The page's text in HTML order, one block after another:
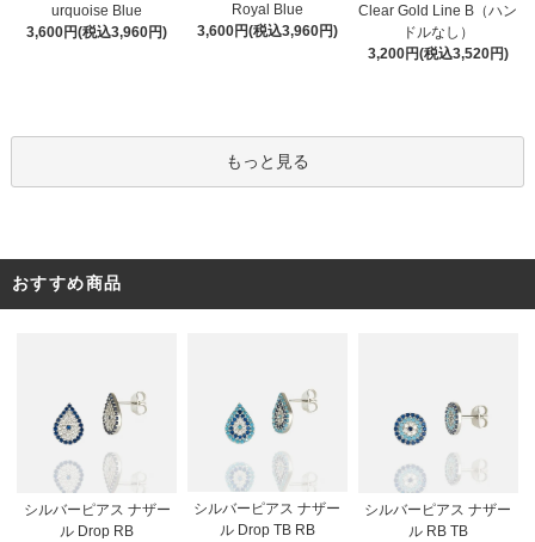
urquoise Blue
3,600円(税込3,960円)
Royal Blue
3,600円(税込3,960円)
Clear Gold Line B（ハン
ドルなし）
3,200円(税込3,520円)
もっと見る
おすすめ商品
シルバーピアス ナザー
ル Drop RB
シルバーピアス ナザー
ル Drop TB RB
シルバーピアス ナザー
ル RB TB